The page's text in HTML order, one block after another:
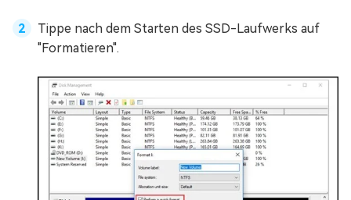
Tippe nach dem Starten des SSD-Laufwerks auf
"Formatieren".